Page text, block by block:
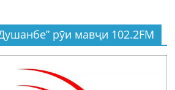
рӯи мавҷи 102.2FM